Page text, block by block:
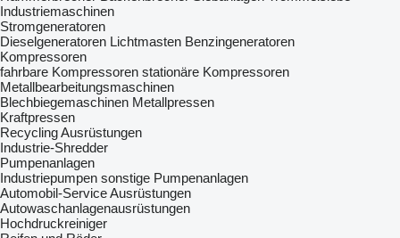
Industriemaschinen
Stromgeneratoren
Dieselgeneratoren Lichtmasten Benzingeneratoren
Kompressoren
fahrbare Kompressoren stationäre Kompressoren
Metallbearbeitungsmaschinen
Blechbiegemaschinen Metallpressen
Kraftpressen
Recycling Ausrüstungen
Industrie-Shredder
Pumpenanlagen
Industriepumpen sonstige Pumpenanlagen
Automobil-Service Ausrüstungen
Autowaschanlagenausrüstungen
Hochdruckreiniger